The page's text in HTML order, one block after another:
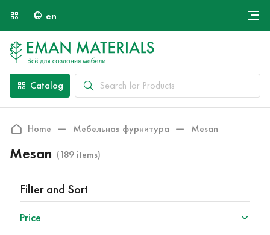
en
Payment and Delivery
Contacts
Catalog
Home Мебельная фурнитура Mesan
Mesan (189 items)
Filter and Sort
Price